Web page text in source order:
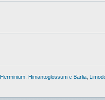
Herminium Himantoglossum e Barlia